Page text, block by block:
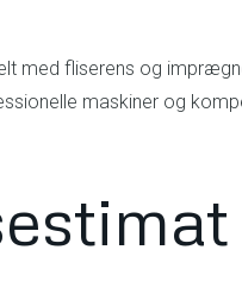
med fliserens og
maskiner og